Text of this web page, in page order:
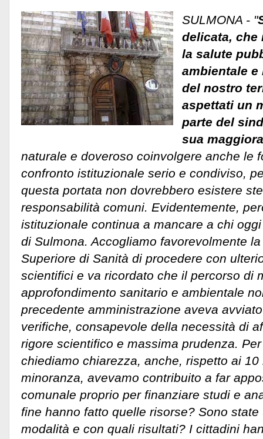
SULMONA - "
delicata, che
la salute
ambientale
del nostro
aspettati un
parte del
sua
naturale e doveroso coinvolgere anche le
confronto istituzionale serio e condiviso,
questa portata non dovrebbero esistere
responsabilità comuni. Evidentemente,
istituzionale continua a mancare a chi
di Sulmona.Accogliamo favorevolmente
Superiore di Sanità di procedere con
scientifici e va ricordato che il percorso di
approfondimento sanitario e ambientale
precedente amministrazione aveva
verifiche, consapevole della necessità di
rigore scientifico e massima prudenza.
chiediamo chiarezza, anche, rispetto ai
minoranza, avevamo contribuito a far
comunale proprio per finanziare studi e
fine hanno fatto quelle risorse? Sono
modalità e con quali risultati? I cittadini